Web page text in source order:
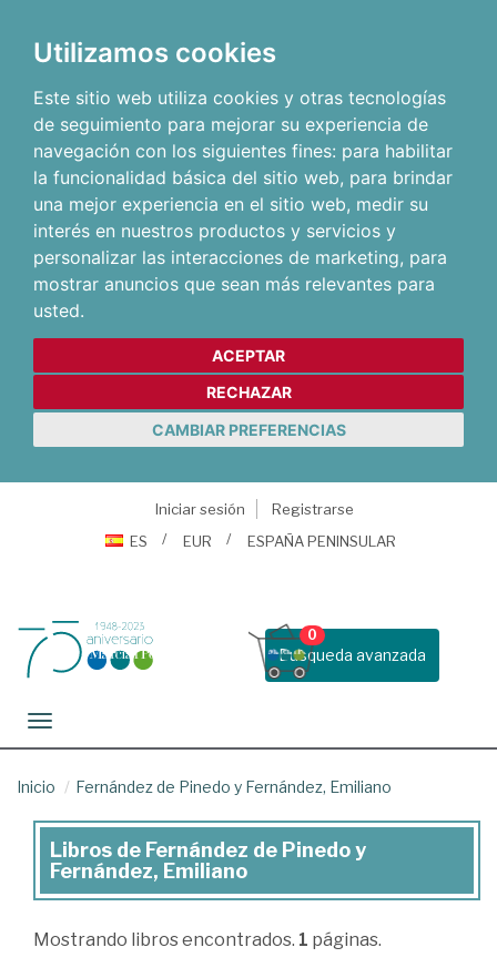
Utilizamos cookies
Este sitio web utiliza cookies y otras tecnologías
de seguimiento para mejorar su experiencia de
navegación con los siguientes fines: para habilitar
la funcionalidad básica del sitio web, para brindar
una mejor experiencia en el sitio web, medir su
interés en nuestros productos y servicios y
personalizar las interacciones de marketing, para
mostrar anuncios que sean más relevantes para
usted.
ACEPTAR
RECHAZAR
CAMBIAR PREFERENCIAS
Iniciar sesión
Registrarse
ES
EUR ESPAÑA PENINSULAR
Busqueda avanzada
0
Toggle navigation
Inicio Fernández de Pinedo y Fernández, Emiliano
Libros
de
Fernández
Libros de Fernández de Pinedo y
Fernández, Emiliano
Mostrando libros encontrados. 1 páginas.